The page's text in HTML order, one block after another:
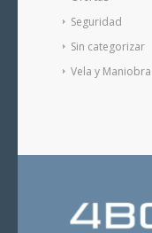
Seguridad
Sin categorizar
Vela y Maniobra